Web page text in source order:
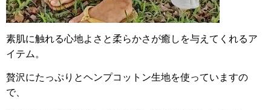
素肌に触れる心地よさと柔らかさが癒しを与えてくれるア
イテム。
贅沢にたっぷりとヘンプコットン生地を使っていますの
で、